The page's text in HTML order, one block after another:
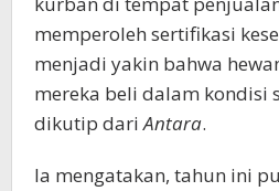
memperoleh sertifikasi
menjadi yakin bahwa
mereka beli dalam kondisi
dikutip dariAntara.
Ia mengatakan, tahun ini